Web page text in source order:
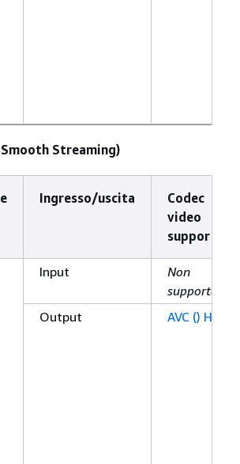
Streaming)
Ingresso/uscita
Codec
video
supportato
Input
Non
supportato
Output
AVC () H.264